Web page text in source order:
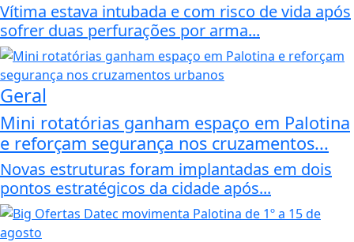
Vítima estava intubada e com risco de vida após
sofrer duas perfurações por arma...
Geral
Mini rotatórias ganham espaço em Palotina
e reforçam segurança nos cruzamentos...
Novas estruturas foram implantadas em dois
pontos estratégicos da cidade após...